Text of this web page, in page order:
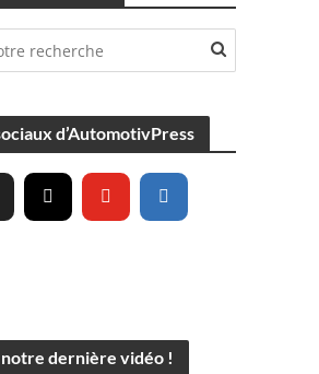
d’AutomotivPress
notre dernière vidéo !